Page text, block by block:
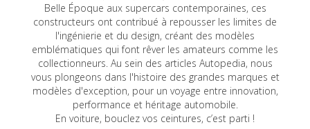
Belle Époque aux supercars contemporaines, ces
constructeurs ont contribué à repousser les limites de
l'ingénierie et du design, créant des modèles
emblématiques qui font rêver les amateurs comme les
collectionneurs. Au sein des articles Autopedia, nous
vous plongeons dans l'histoire des grandes marques et
modèles d'exception, pour un voyage entre innovation,
performance et héritage automobile.
En voiture, bouclez vos ceintures, c’est parti !